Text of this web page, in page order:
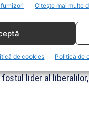
Citește mai multe
de cookies Politică de
că îşi vor asuma
coaliţie cu PSD,
În ultimii 5 ani, PNL a
PSD. Dacă cineva
în această coaliţie,
lider al